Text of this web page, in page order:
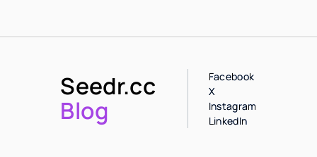
Seedr.cc
Blog
Facebook
X
Instagram
LinkedIn